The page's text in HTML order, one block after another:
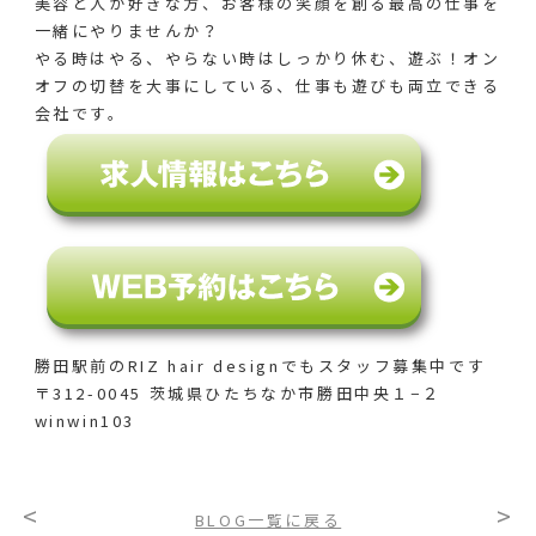
一緒にやりませんか？
やる時はやる、やらない時はしっかり休む、遊ぶ！オン
オフの切替を大事にしている、仕事も遊びも両立できる
会社です。
勝田駅前のRIZ hair designでも スタッフ募集中です
〒312-0045 茨城県ひたちなか市勝田中央１−２
winwin103
< BLOG一覧に戻る >